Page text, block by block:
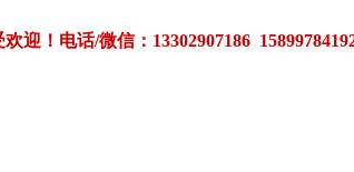
！电话/微信：13302907186